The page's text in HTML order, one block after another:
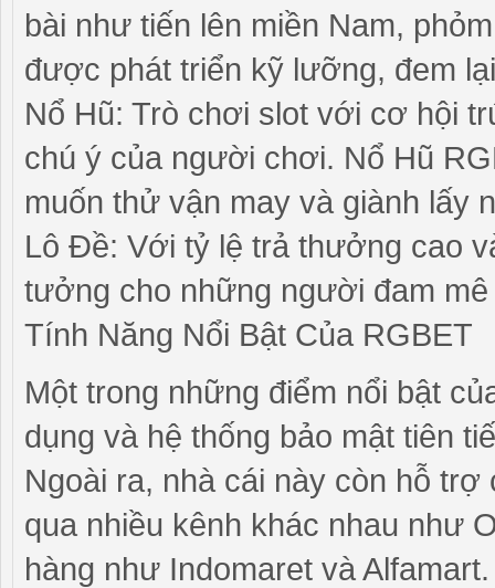
bài như tiến lên miền Nam,
được phát triển kỹ lưỡng, đem
Nổ Hũ: Trò chơi slot với cơ hội
chú ý của người chơi. Nổ Hũ
muốn thử vận may và giành lấy
Lô Đề: Với tỷ lệ trả thưởng cao
tưởng cho những người đam mê
Tính Năng Nổi Bật Của RGBET
Một trong những điểm nổi bật
dụng và hệ thống bảo mật tiên
Ngoài ra, nhà cái này còn hỗ
qua nhiều kênh khác nhau như
hàng như Indomaret và Alfamart.